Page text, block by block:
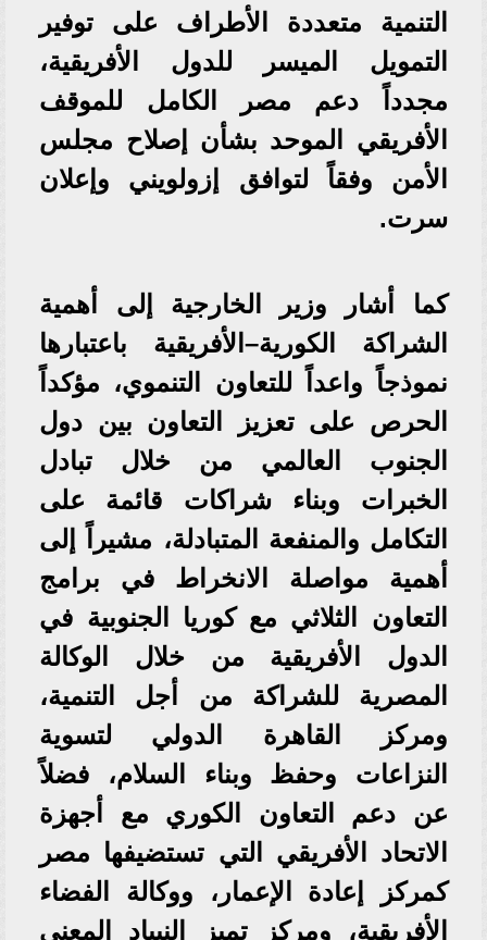
التنمية متعددة الأطراف على توفير
التمويل الميسر للدول الأفريقية،
مجدداً دعم مصر الكامل للموقف
الأفريقي الموحد بشأن إصلاح مجلس
الأمن وفقاً لتوافق إزولويني وإعلان
سرت.
كما أشار وزير الخارجية إلى أهمية
الشراكة الكورية–الأفريقية باعتبارها
نموذجاً واعداً للتعاون التنموي، مؤكداً
الحرص على تعزيز التعاون بين دول
الجنوب العالمي من خلال تبادل
الخبرات وبناء شراكات قائمة على
التكامل والمنفعة المتبادلة، مشيراً إلى
أهمية مواصلة الانخراط في برامج
التعاون الثلاثي مع كوريا الجنوبية في
الدول الأفريقية من خلال الوكالة
المصرية للشراكة من أجل التنمية،
ومركز القاهرة الدولي لتسوية
النزاعات وحفظ وبناء السلام، فضلاً
عن دعم التعاون الكوري مع أجهزة
الاتحاد الأفريقي التي تستضيفها مصر
كمركز إعادة الإعمار، ووكالة الفضاء
الأفريقية، ومركز تميز النيباد المعني